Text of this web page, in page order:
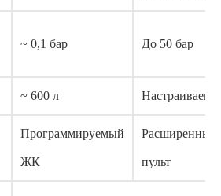
~ 0,1 бар До 50 бар
~ 600 л
Программируемый
ЖК
Расширенный
пульт